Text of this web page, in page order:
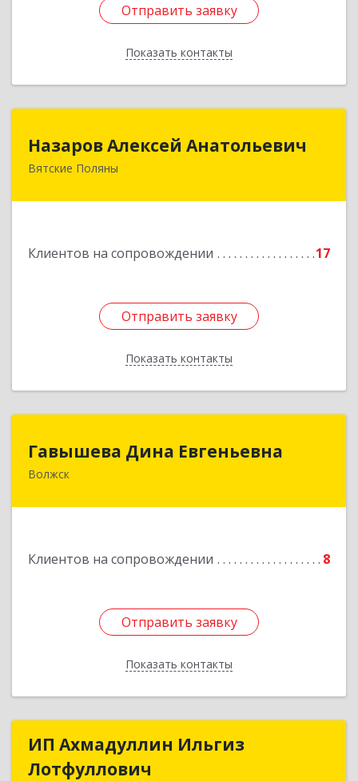
Отправить заявку
Показать контакты
Отправить заявку
Назад
Назаров Алексей Анатольевич
Вятские Поляны
Клиентов на сопровождении 17
Отправить заявку
Показать контакты
Назаров Алексей Анатольевич
612964,Кировская обл,город Вятские Поляны
Отправить заявку
Назад
Гавышева Дина Евгеньевна
Волжск
Клиентов на сопровождении 8
Отправить заявку
Показать контакты
Отправить заявку
Назад
ИП Ахмадуллин Ильгиз
Лотфуллович
ИП Ахмадуллин Ильгиз